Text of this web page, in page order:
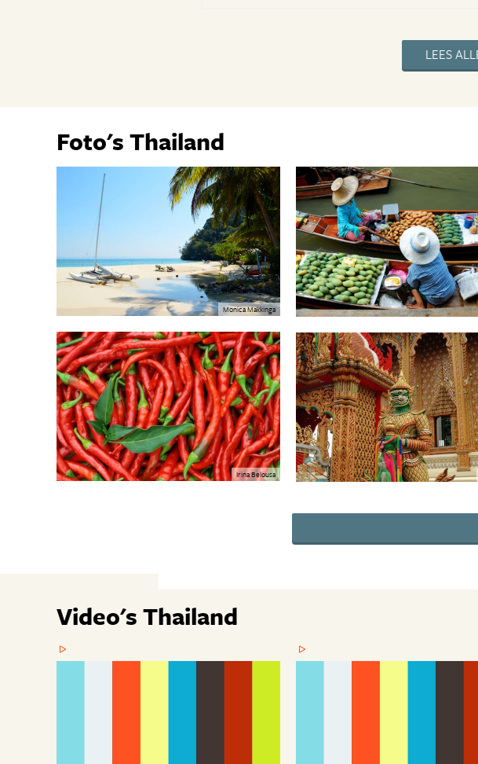
LEES
Foto's Thailand
Monica Makkinga
Irina Belousa
Video's Thailand